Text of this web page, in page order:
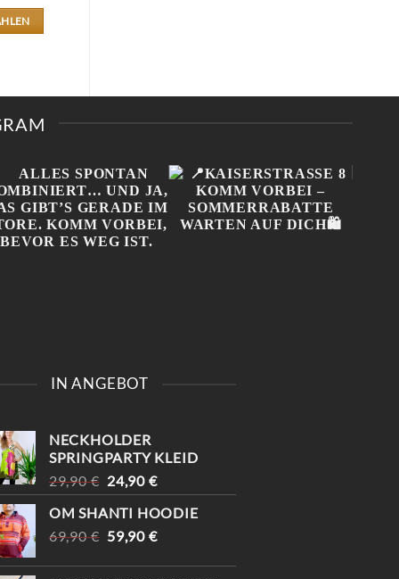
DAS GIBT’S GERADE IM
IN ANGEBOT
NECKHOLDER
SPRINGPARTY KLEID
29,90€ URSPRÜNGLICHER
PREIS
WAR:
29,90 €
24,90 €AKTUELLER
PREIS
IST:
24,90 €.
OM SHANTI HOODIE
69,90€ URSPRÜNGLICHER
59,90 €AKTUELLER